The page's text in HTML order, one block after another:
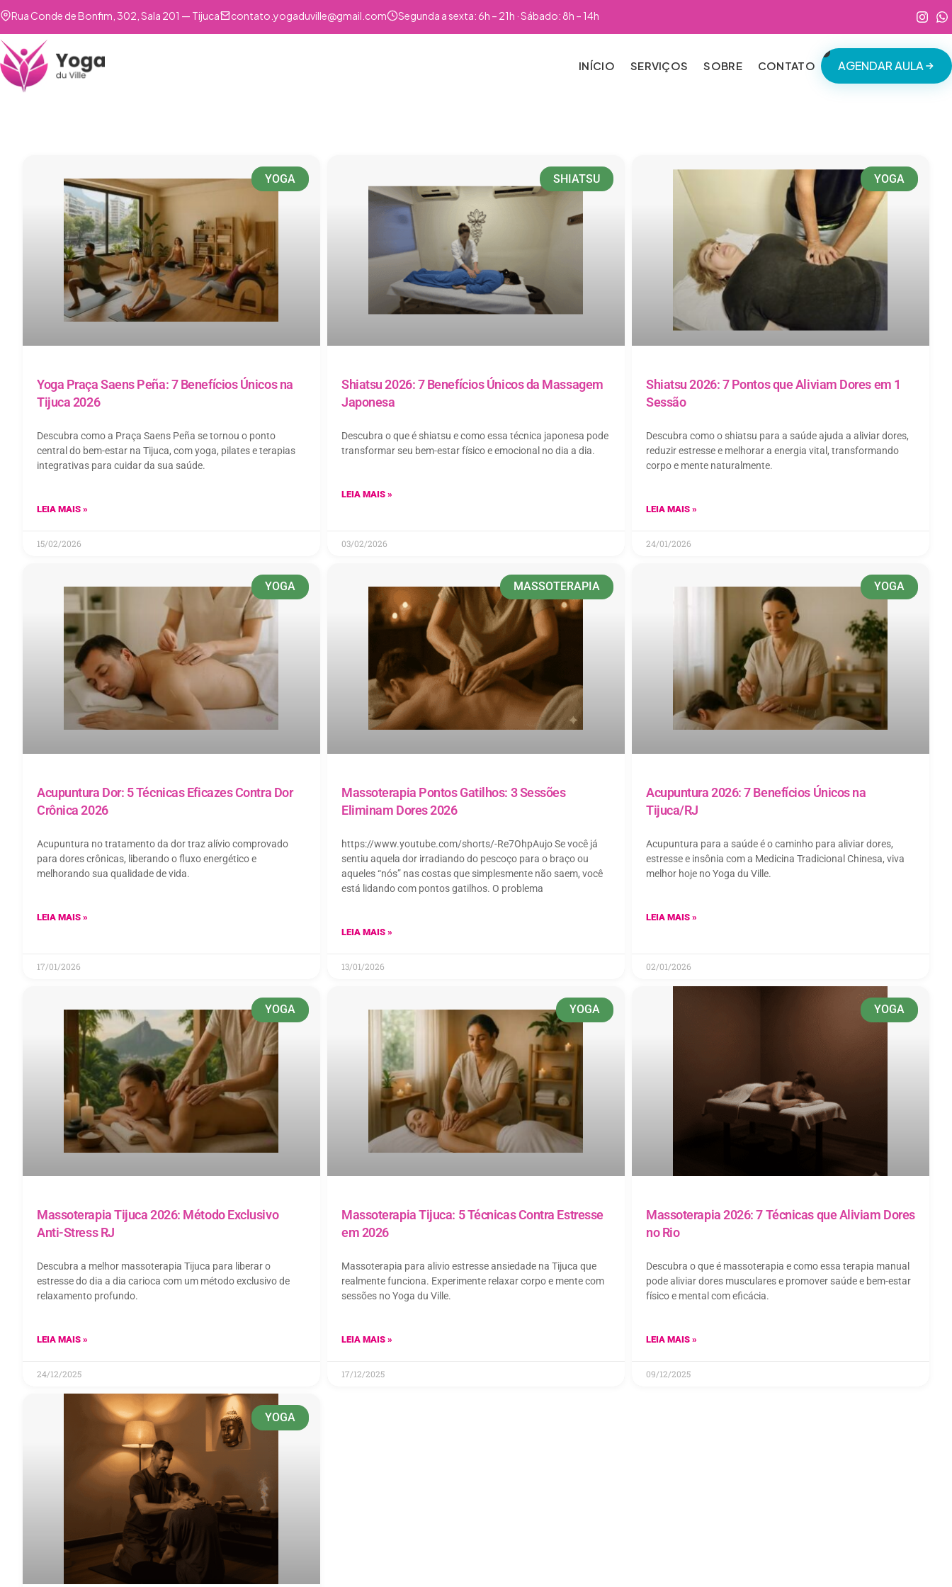
Rua Conde de Bonfim, 302, Sala 201 — Tijuca contato.yogaduville@gmail.com Segunda a sexta: 6h – 21h · Sábado: 8h – 14h
INÍCIO SERVIÇOS SOBRE CONTATO AGENDAR AULA
YOGA
Yoga Praça Saens Peña: 7 Benefícios Únicos na
Tijuca 2026
Descubra como a Praça Saens Peña se tornou o ponto
central do bem-estar na Tijuca, com yoga, pilates e terapias
integrativas para cuidar da sua saúde.
LEIA MAIS »
15/02/2026
SHIATSU
Shiatsu 2026: 7 Benefícios Únicos da Massagem
Japonesa
Descubra o que é shiatsu e como essa técnica japonesa pode
transformar seu bem-estar físico e emocional no dia a dia.
LEIA MAIS »
03/02/2026
YOGA
Shiatsu 2026: 7 Pontos que Aliviam Dores em 1
Sessão
Descubra como o shiatsu para a saúde ajuda a aliviar dores,
reduzir estresse e melhorar a energia vital, transformando
corpo e mente naturalmente.
LEIA MAIS »
24/01/2026
YOGA
Acupuntura Dor: 5 Técnicas Eficazes Contra Dor
Crônica 2026
Acupuntura no tratamento da dor traz alívio comprovado
para dores crônicas, liberando o fluxo energético e
melhorando sua qualidade de vida.
LEIA MAIS »
17/01/2026
MASSOTERAPIA
Massoterapia Pontos Gatilhos: 3 Sessões
Eliminam Dores 2026
https://www.youtube.com/shorts/-Re7OhpAujo Se você já
sentiu aquela dor irradiando do pescoço para o braço ou
aqueles “nós” nas costas que simplesmente não saem, você
está lidando com pontos gatilhos. O problema
LEIA MAIS »
13/01/2026
YOGA
Acupuntura 2026: 7 Benefícios Únicos na
Tijuca/RJ
Acupuntura para a saúde é o caminho para aliviar dores,
estresse e insônia com a Medicina Tradicional Chinesa, viva
melhor hoje no Yoga du Ville.
LEIA MAIS »
02/01/2026
YOGA
Massoterapia Tijuca 2026: Método Exclusivo
Anti-Stress RJ
Descubra a melhor massoterapia Tijuca para liberar o
estresse do dia a dia carioca com um método exclusivo de
relaxamento profundo.
LEIA MAIS »
24/12/2025
YOGA
Massoterapia Tijuca: 5 Técnicas Contra Estresse
em 2026
Massoterapia para alivio estresse ansiedade na Tijuca que
realmente funciona. Experimente relaxar corpo e mente com
sessões no Yoga du Ville.
LEIA MAIS »
17/12/2025
YOGA
Massoterapia 2026: 7 Técnicas que Aliviam Dores
no Rio
Descubra o que é massoterapia e como essa terapia manual
pode aliviar dores musculares e promover saúde e bem-estar
físico e mental com eficácia.
LEIA MAIS »
09/12/2025
YOGA